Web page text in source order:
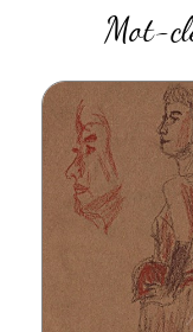
Mot-